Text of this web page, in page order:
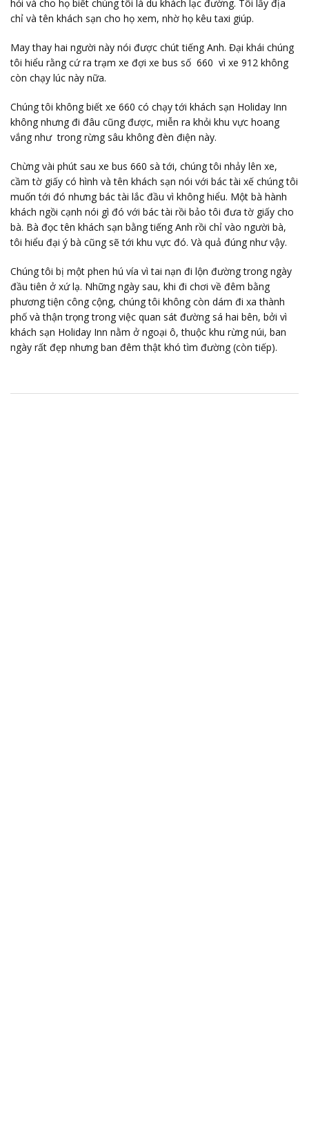
hỏi và cho họ biết chúng tôi là du khách lạc đường. Tôi lấy địa
chỉ và tên khách sạn cho họ xem, nhờ họ kêu taxi giúp.
May thay hai người này nói được chút tiếng Anh. Đại khái chúng
tôi hiểu rằng cứ ra trạm xe đợi xe bus số 660 vì xe 912 không
còn chạy lúc này nữa.
Chúng tôi không biết xe 660 có chạy tới khách sạn Holiday Inn
không nhưng đi đâu cũng được, miễn ra khỏi khu vực hoang
vắng như trong rừng sâu không đèn điện này.
Chừng vài phút sau xe bus 660 sà tới, chúng tôi nhảy lên xe,
cầm tờ giấy có hình và tên khách sạn nói với bác tài xế chúng tôi
muốn tới đó nhưng bác tài lắc đầu vì không hiểu. Một bà hành
khách ngồi cạnh nói gì đó với bác tài rồi bảo tôi đưa tờ giấy cho
bà. Bà đọc tên khách sạn bằng tiếng Anh rồi chỉ vào người bà,
tôi hiểu đại ý bà cũng sẽ tới khu vực đó. Và quả đúng như vậy.
Chúng tôi bị một phen hú vía vì tai nạn đi lộn đường trong ngày
đầu tiên ở xứ lạ. Những ngày sau, khi đi chơi về đêm bằng
phương tiện công cộng, chúng tôi không còn dám đi xa thành
phố và thận trọng trong việc quan sát đường sá hai bên, bởi vì
khách sạn Holiday Inn nằm ở ngoại ô, thuộc khu rừng núi, ban
ngày rất đẹp nhưng ban đêm thật khó tìm đường (còn tiếp).